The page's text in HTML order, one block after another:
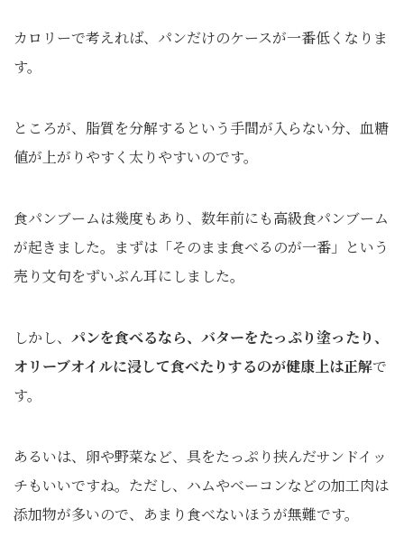
カロリーで考えれば、パンだけのケースが一番低くなりま
す。
ところが、脂質を分解するという手間が入らない分、血糖
値が上がりやすく太りやすいのです。
食パンブームは幾度もあり、数年前にも高級食パンブーム
が起きました。まずは「そのまま食べるのが一番」という
売り文句をずいぶん耳にしました。
しかし、 パンを食べるなら、バターをたっぷり塗ったり、
オリーブオイルに浸して食べたりするのが健康上は正解で
す。
あるいは、卵や野菜など、具をたっぷり挟んだサンドイッ
チもいいですね。ただし、ハムやベーコンなどの加工肉は
添加物が多いので、あまり食べないほうが無難です。